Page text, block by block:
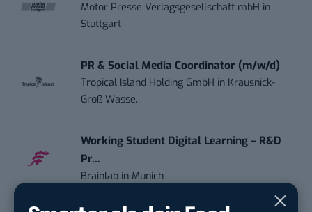
Motor Presse Verlagsgesellschaft mbH in
Stuttgart
PR & Social Media Coordinator (m/w/d)
Tropical Island Holding GmbH in Krausnick-
Groß Wasse...
Working Student Digital Learning – R&D
Pr...
Brainlab in Munich